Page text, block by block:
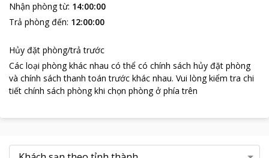
Nhận phòng từ: 14:00:00
Trả phòng đến: 12:00:00
Hủy đặt phòng/trả trước
Các loại phòng khác nhau có thể có chính sách hủy đặt phòng
và chính sách thanh toán trước khác nhau. Vui lòng kiểm tra chi
tiết chính sách phòng khi chọn phòng ở phía trên